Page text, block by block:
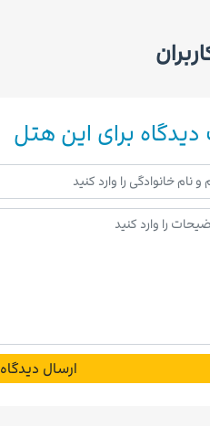
برای این هتل
ارسال دیدگاه